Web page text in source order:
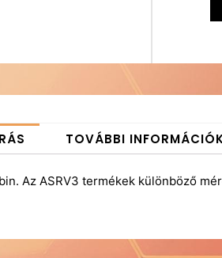
TOVÁBBI
Az ASRV3 termékek különböző